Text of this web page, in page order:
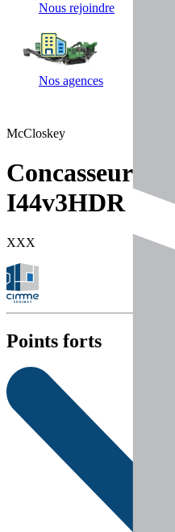
Nous rejoindre
Nos agences
McCloskey
Concasseurs
I44v3HDR
XXX
Points forts